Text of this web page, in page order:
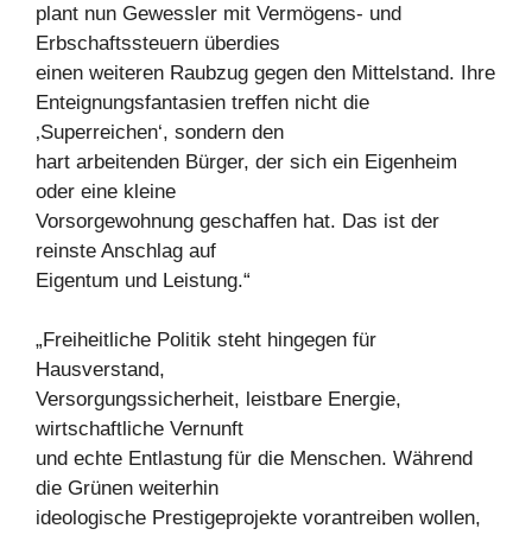
plant nun Gewessler mit Vermögens- und
Erbschaftssteuern überdies
einen weiteren Raubzug gegen den Mittelstand. Ihre
Enteignungsfantasien treffen nicht die
‚Superreichen‘, sondern den
hart arbeitenden Bürger, der sich ein Eigenheim
oder eine kleine
Vorsorgewohnung geschaffen hat. Das ist der
reinste Anschlag auf
Eigentum und Leistung.“
„Freiheitliche Politik steht hingegen für
Hausverstand,
Versorgungssicherheit, leistbare Energie,
wirtschaftliche Vernunft
und echte Entlastung für die Menschen. Während
die Grünen weiterhin
ideologische Prestigeprojekte vorantreiben wollen,